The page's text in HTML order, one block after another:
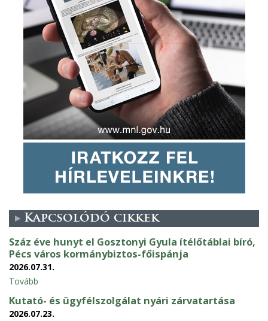
Kapcsolódó cikkek
Száz éve hunyt el Gosztonyi Gyula ítélőtáblai bíró,
Pécs város kormánybiztos-főispánja
2026.07.31.
Tovább
Kutató- és ügyfélszolgálat nyári zárvatartása
2026.07.23.